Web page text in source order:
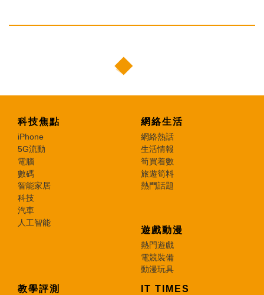
科技焦點
iPhone
5G流動
電腦
數碼
智能家居
科技
汽車
人工智能
網絡生活
網絡熱話
生活情報
筍買着數
旅遊筍料
熱門話題
遊戲動漫
熱門遊戲
電競裝備
動漫玩具
教學評測 IT TIMES